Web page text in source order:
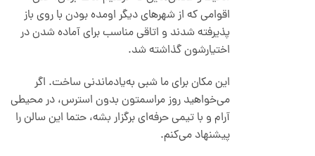
اقوامی که از شهرهای دیگر اومده بودن با روی باز
پذیرفته شدند و اتاقی مناسب برای آماده شدن در
اختیارشون گذاشته شد.
این مکان برای ما شبی به‌یادماندنی ساخت. اگر
می‌خواهید روز مراسمتون بدون استرس، در محیطی
آرام و با تیمی حرفه‌ای برگزار بشه، حتما این سالن را
پیشنهاد می‌کنم.